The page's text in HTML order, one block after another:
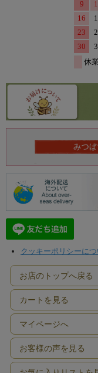
クッキーポリシーにつ
お店のトップへ戻る
カートを見る
マイページへ
お客様の声を見る